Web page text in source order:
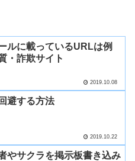
ルに載っているURLは例
・詐欺サイト
2019.10.08
避する方法
2019.10.22
やサクラを掲示板書き込み